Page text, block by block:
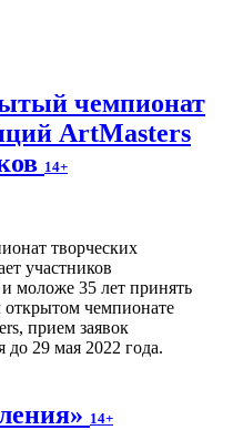
чемпионат
ArtMasters
14+
моложе 35 лет принять
открытом чемпионате
прием заявок
до 29 мая 2022 года.
14+